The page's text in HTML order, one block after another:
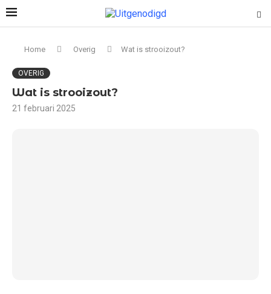
Home Overig Wat is strooizout?
OVERIG
Wat is strooizout?
21 februari 2025